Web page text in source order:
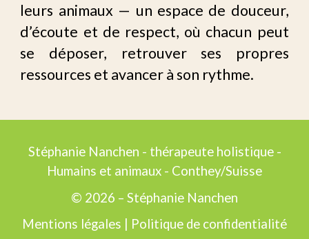
leurs animaux — un espace de douceur,
d’écoute et de respect, où chacun peut
se déposer, retrouver ses propres
ressources et avancer à son rythme.
Stéphanie Nanchen - thérapeute holistique -
Humains et animaux - Conthey/Suisse
© 2026 – Stéphanie Nanchen
Mentions légales
Politique de confidentialité